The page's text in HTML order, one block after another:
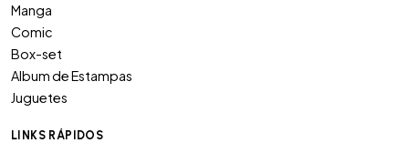
Manga
Comic
Box-set
Album de Estampas
Juguetes
LINKS RÁPIDOS